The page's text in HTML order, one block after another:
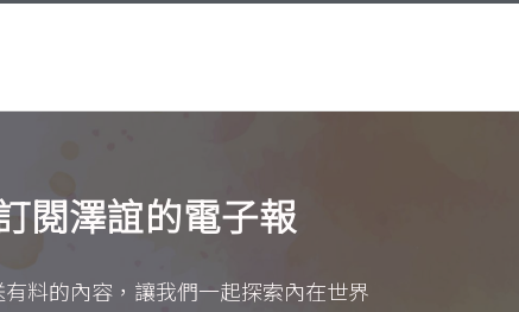
閱澤誼的電子報
料的內容，讓我們一起探索內在世界